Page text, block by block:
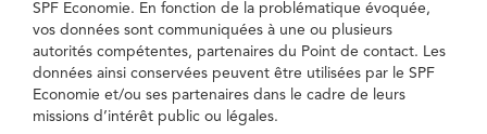
SPF Economie. En fonction de la problématique évoquée,
vos données sont communiquées à une ou plusieurs
autorités compétentes, partenaires du Point de contact. Les
données ainsi conservées peuvent être utilisées par le SPF
Economie et/ou ses partenaires dans le cadre de leurs
missions d’intérêt public ou légales.